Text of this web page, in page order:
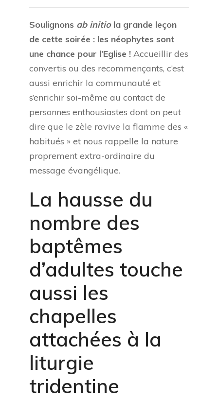
Soulignons ab initiola grande leçon
de cette soirée : les néophytes sont
une chance pour l’Eglise ! Accueillir des
convertis ou des recommençants, c’est
aussi enrichir la communauté et
s’enrichir soi-même au contact de
personnes enthousiastes dont on peut
dire que le zèle ravive la flamme des «
habitués » et nous rappelle la nature
proprement extra-ordinaire du
message évangélique.
La hausse du
nombre des
baptêmes
d’adultes touche
aussi les
chapelles
attachées à la
liturgie
tridentine